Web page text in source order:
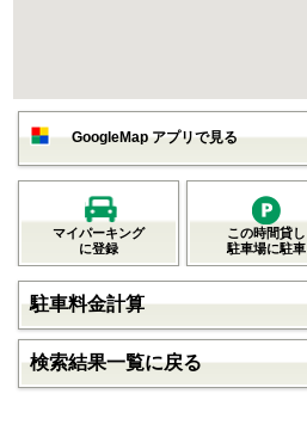
GoogleMap アプリで見る
マイパーキング
に登録
この時間貸し
駐車場に駐車
駐車料金計算
検索結果一覧に戻る